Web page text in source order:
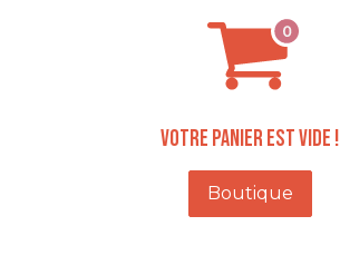
Votre panier est vide !
Boutique